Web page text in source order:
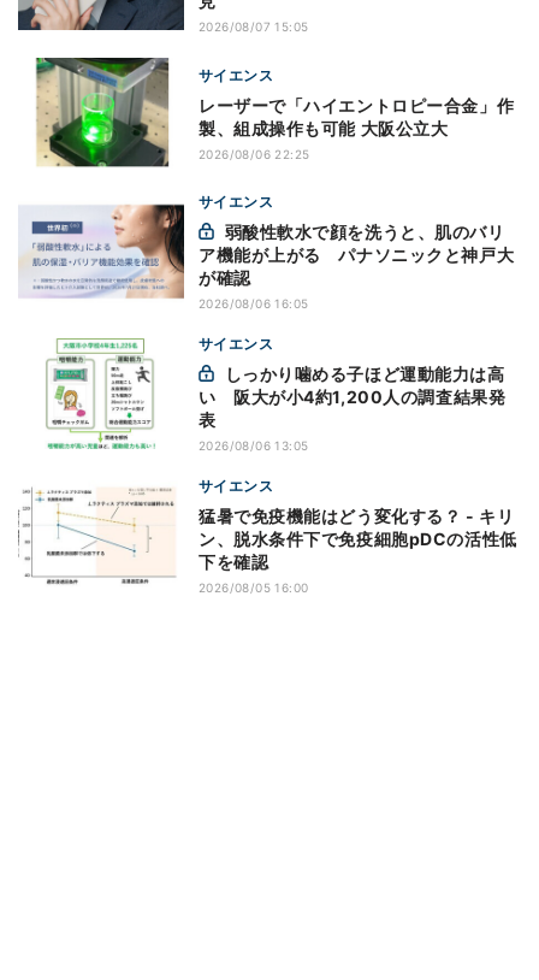
2026/08/07 15:05
サイエンス
レーザーで「ハイエントロピー合金」作
製、組成操作も可能 大阪公立大
2026/08/06 22:25
サイエンス
ア機能が上がる パナソニックと神戸大
が確認
2026/08/06 16:05
サイエンス
い 阪大が小4約1,200人の調査結果発
表
2026/08/06 13:05
サイエンス
猛暑で免疫機能はどう変化する？ - キリ
ン、脱水条件下で免疫細胞pDCの活性低
下を確認
2026/08/05 16:00